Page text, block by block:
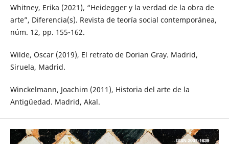
Whitney, Erika (2021), “Heidegger y la verdad de la obra de
arte”, Diferencia(s). Revista de teoría social contemporánea,
núm. 12, pp. 155-162.
Wilde, Oscar (2019), El retrato de Dorian Gray. Madrid,
Siruela, Madrid.
Winckelmann, Joachim (2011), Historia del arte de la
Antigüedad. Madrid, Akal.